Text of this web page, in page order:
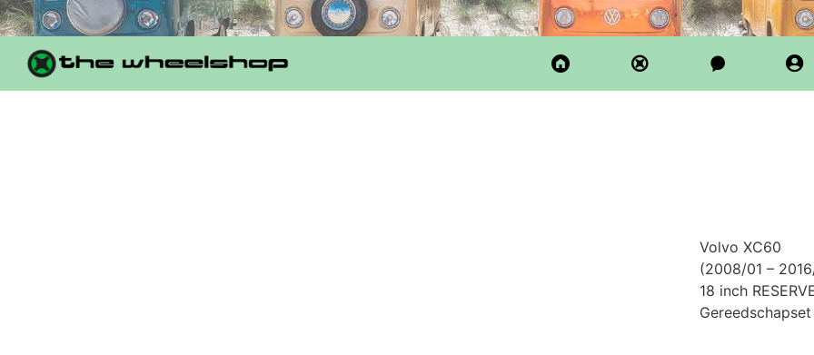
Volvo XC60
(2008/01 –
18 inch